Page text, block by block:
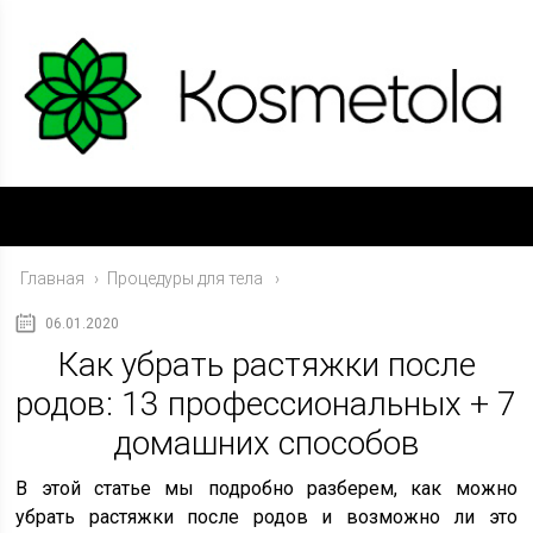
Главная › Процедуры для тела
06.01.2020
Как убрать растяжки после
родов: 13 профессиональных + 7
домашних способов
В этой статье мы подробно разберем, как можно
убрать растяжки после родов и возможно ли это